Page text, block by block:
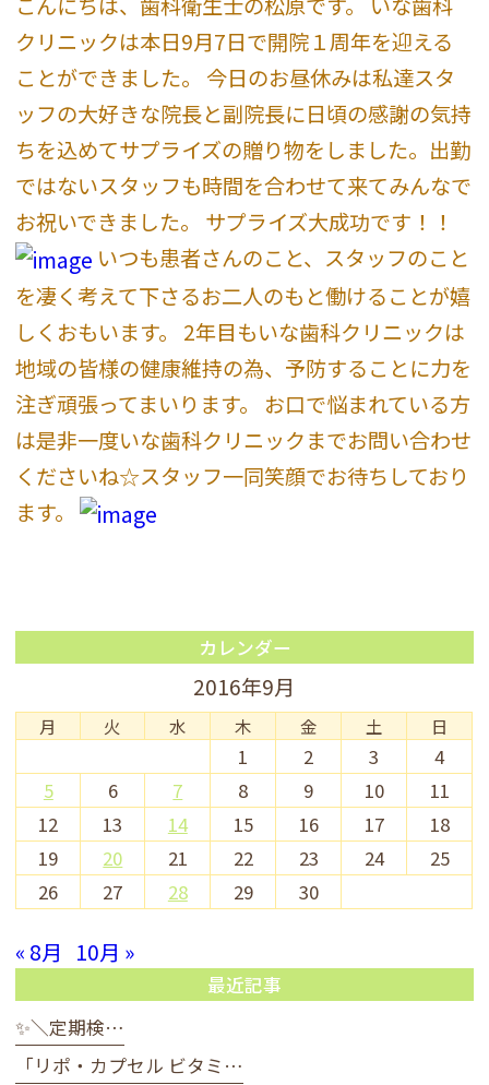
クリニックは本日9月7日で開院１周年を迎える
ことができました。 今日のお昼休みは私達スタ
ッフの大好きな院長と副院長に日頃の感謝の気持
ちを込めてサプライズの贈り物をしました。出勤
ではないスタッフも時間を合わせて来てみんなで
お祝いできました。 サプライズ大成功です！！
いつも患者さんのこと、スタッフのこと
を凄く考えて下さるお二人のもと働けることが嬉
しくおもいます。 2年目もいな歯科クリニックは
地域の皆様の健康維持の為、予防することに力を
注ぎ頑張ってまいります。 お口で悩まれている方
は是非一度いな歯科クリニックまでお問い合わせ
くださいね☆スタッフ一同笑顔でお待ちしており
ます。
カレンダー
2016年9月
月 火 水 木 金 土 日
1 2 3
4
5
6 7 8 9 10
11
12
13 14 15 16 17
18
19
20 21 22 23 24
25
26
27 28 29 30
« 8月 10月 »
最近記事
✨＼定期検…
「リポ・カプセル ビタミ…